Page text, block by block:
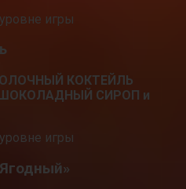
игры
КОКТЕЙЛЬ
СИРОП и
игры